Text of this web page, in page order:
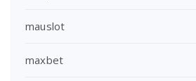
mauslot
maxbet